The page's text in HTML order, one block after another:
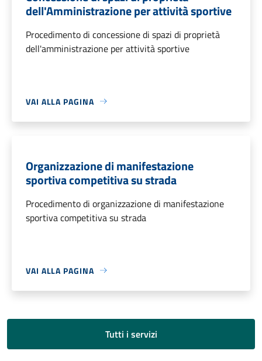
dell'Amministrazione per attività sportive
Procedimento di concessione di spazi di proprietà
dell'amministrazione per attività sportive
VAI ALLA PAGINA
Organizzazione di manifestazione
sportiva competitiva su strada
Procedimento di organizzazione di manifestazione
sportiva competitiva su strada
VAI ALLA PAGINA
Tutti i servizi